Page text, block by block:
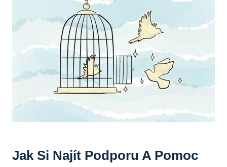
Jak Si Najít Podporu A Pomoc